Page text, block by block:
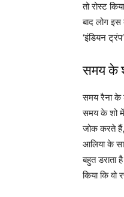
तो रोस्ट
बाद लोग
‘इंडियन
समय के
समय रैना के
समय के शो में
जोक करते हैं,
आलिया के
बहुत
किया कि वो